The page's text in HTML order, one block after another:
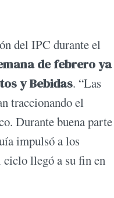
del IPC durante el
de febrero ya
y Bebidas. “Las
traccionando el
Durante buena parte
impulsó a los
ciclo llegó a su fin en